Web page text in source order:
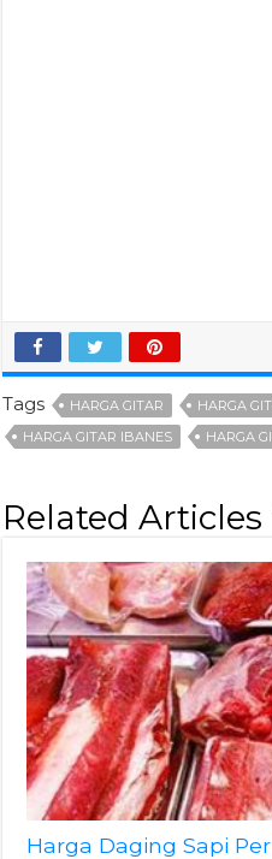
Tags HARGA GITAR
HARGA
HARGA GITAR IBANES
HARGA
Related Articles
Harga Daging Sapi